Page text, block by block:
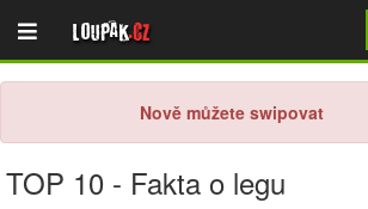
Loupak.cz
Nově můžete swipovat
TOP 10 - Fakta o legu